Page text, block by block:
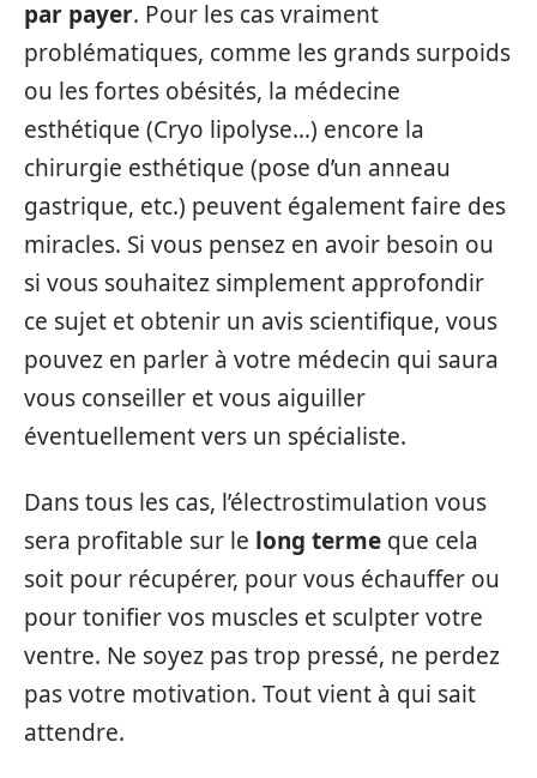
par payer. Pour les cas vraiment
problématiques, comme les grands surpoids
ou les fortes obésités, la médecine
esthétique (Cryo lipolyse…) encore la
chirurgie esthétique (pose d’un anneau
gastrique, etc.) peuvent également faire des
miracles. Si vous pensez en avoir besoin ou
si vous souhaitez simplement approfondir
ce sujet et obtenir un avis scientifique, vous
pouvez en parler à votre médecin qui saura
vous conseiller et vous aiguiller
éventuellement vers un spécialiste.
Dans tous les cas, l’électrostimulation vous
sera profitable sur le long terme que cela
soit pour récupérer, pour vous échauffer ou
pour tonifier vos muscles et sculpter votre
ventre. Ne soyez pas trop pressé, ne perdez
pas votre motivation. Tout vient à qui sait
attendre.